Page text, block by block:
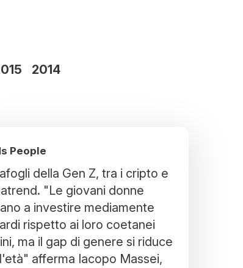
2014
People
della Gen Z, tra i cripto e
"Le giovani donne
a investire mediamente
rispetto ai loro coetanei
ma il gap di genere si riduce
afferma Iacopo Massei,